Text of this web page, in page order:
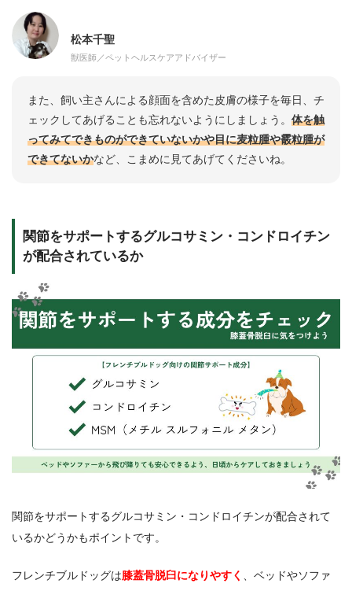
松本千聖
獣医師／ペットヘルスケアアドバイザー
また、飼い主さんによる顔面を含めた皮膚の様子を毎日、チ
ェックしてあげることも忘れないようにしましょう。 体を触
ってみてできものができていないかや目に麦粒腫や霰粒腫が
できてないかなど、こまめに見てあげてくださいね。
関節をサポートするグルコサミン・コンドロイチン
が配合されているか
関節をサポートするグルコサミン・コンドロイチンが配合されて
いるかどうかもポイントです。
フレンチブルドッグは膝蓋骨脱臼になりやすく 、ベッドやソファ